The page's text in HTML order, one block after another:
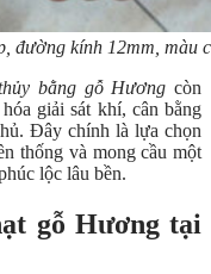
đường kính 12mm, màu
bằng gỗ Hương còn
giải sát khí, cân bằng
Đây chính là lựa chọn
thống và mong cầu một
lộc lâu bền.
gỗ Hương tại